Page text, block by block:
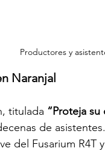
Productores y
Naranjal
titulada “Proteja su
de
del Fusarium